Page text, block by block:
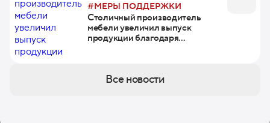
#МЕРЫ ПОДДЕРЖКИ
Столичный производитель
мебели увеличил выпуск
продукции благодаря
Все новости